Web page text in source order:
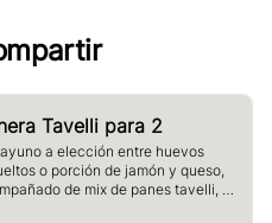
Tavelli para 2
a elección entre huevos
o porción de jamón y queso,
de mix de panes tavelli,